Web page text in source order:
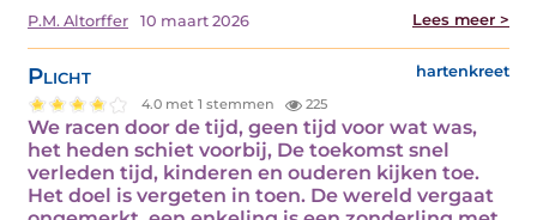
P.M. Altorffer 10 maart 2026 Lees meer >
Plicht hartenkreet
4.0 met 1 stemmen 225
We racen door de tijd, geen tijd voor wat was,
het heden schiet voorbij, De toekomst snel
verleden tijd, kinderen en ouderen kijken toe.
Het doel is vergeten in toen. De wereld vergaat